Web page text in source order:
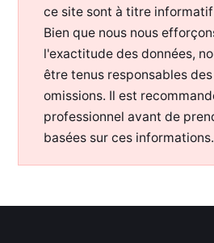
ce site sont à titre
Bien que nous nous
l'exactitude des données,
être tenus responsables
omissions. Il est
professionnel avant de
basées sur ces informations.